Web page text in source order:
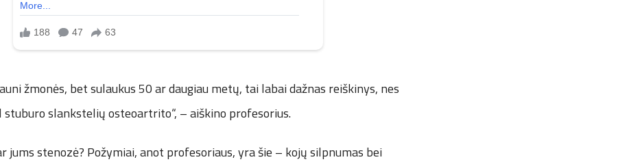
žmonės, bet sulaukus 50 ar daugiau metų, tai labai dažnas reiškinys, nes
stuburo slankstelių osteoartrito“, – aiškino profesorius.
jums stenozė? Požymiai, anot profesoriaus, yra šie – kojų silpnumas bei